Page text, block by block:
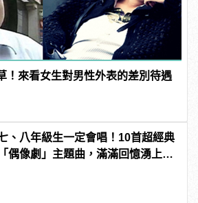
！來看女生對男性外表的差別待遇
、八年級生一定會唱！10首超經典
「偶像劇」主題曲，滿滿回憶湧上心